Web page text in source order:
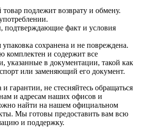
подлежит возврату и обмену.
подтверждающие факт и условия
упаковка сохранена и не повреждена.
комплектен и содержит все
указанные в документации, такой как
или заменяющий его документ.
гарантии, не стесняйтесь обращаться
и адресам наших офисов и
найти на нашем официальном
Мы готовы предоставить вам всю
и поддержку.